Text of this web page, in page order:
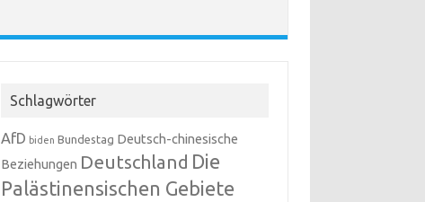
Schlagwörter
AfD biden Bundestag Deutsch-chinesische
Beziehungen Deutschland Die
Palästinensischen Gebiete